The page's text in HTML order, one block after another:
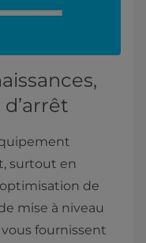
surtout en
de
mise à niveau
fournissent